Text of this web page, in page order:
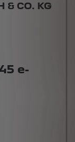
e-
& CO. KG